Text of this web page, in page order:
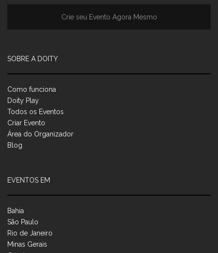
Crie seu Evento Agora Mesmo
SOBRE A DOITY
Como funciona
Doity Play
Todos os Eventos
Criar Evento
Área do Organizador
Blog
EVENTOS EM
Bahia
São Paulo
Rio de Janeiro
Minas Gerais